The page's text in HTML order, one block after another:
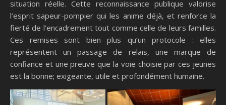
situation réelle. Cette reconnaissance publique valorise
l’esprit sapeur-pompier qui les anime déjà, et renforce la
fierté de l’encadrement tout comme celle de leurs familles.
Ces remises sont bien plus qu’un protocole : elles
représentent un passage de relais, une marque de
confiance et une preuve que la voie choisie par ces jeunes
est la bonne; exigeante, utile et profondément humaine.